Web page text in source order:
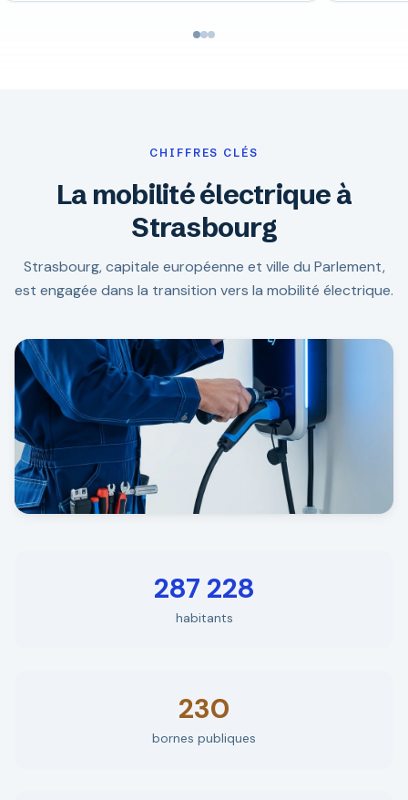
CHIFFRES CLÉS
La mobilité électrique à
Strasbourg
Strasbourg, capitale européenne et ville du Parlement,
est engagée dans la transition vers la mobilité électrique.
287 228
habitants
230
bornes publiques